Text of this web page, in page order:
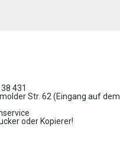
431
Str. 62 (Eingang auf dem
oder Kopierer!